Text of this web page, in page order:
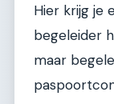
Hier krijg je
begeleider
maar